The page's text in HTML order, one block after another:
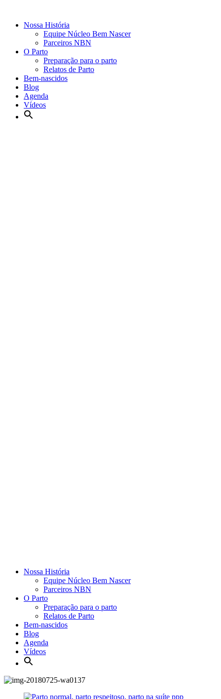
Nossa História
Equipe Núcleo Bem Nascer
Parceiros NBN
O Parto
Preparação para o parto
Relatos de Parto
Bem-nascidos
Blog
Agenda
Vídeos
Nossa História
Equipe Núcleo Bem Nascer
Parceiros NBN
O Parto
Preparação para o parto
Relatos de Parto
Bem-nascidos
Blog
Agenda
Vídeos